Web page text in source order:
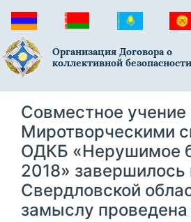
Организация Договора о
коллективной безопасности
Совместное учение
Миротворческими
ОДКБ «Нерушимое
2018» завершилось
Свердловской
замыслу проведена